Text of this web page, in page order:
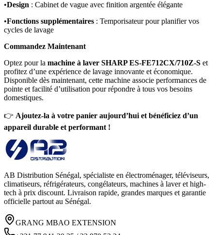
•Design : Cabinet de vague avec finition argentée élégante
•Fonctions supplémentaires : Temporisateur pour planifier vos
cycles de lavage
Commandez Maintenant
Optez pour la machine à laver SHARP ES-FE712CX/710Z-S et
profitez d’une expérience de lavage innovante et économique.
Disponible dès maintenant, cette machine associe performances de
pointe et facilité d’utilisation pour répondre à tous vos besoins
domestiques.
👉 Ajoutez-la à votre panier aujourd’hui et bénéficiez d’un
appareil durable et performant !
AB Distribution Sénégal, spécialiste en électroménager, téléviseurs,
climatiseurs, réfrigérateurs, congélateurs, machines à laver et high-
tech à prix discount. Livraison rapide, grandes marques et garantie
officielle partout au Sénégal.
GRANG MBAO EXTENSION